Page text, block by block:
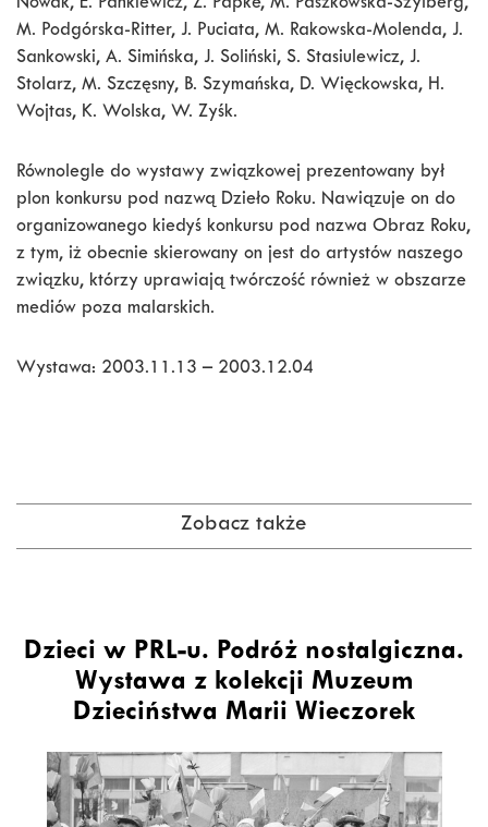
Nowak, E. Pankiewicz, Z. Papke, M. Paszkowska-Szylberg,
M. Podgórska-Ritter, J. Puciata, M. Rakowska-Molenda, J.
Sankowski, A. Simińska, J. Soliński, S. Stasiulewicz, J.
Stolarz, M. Szczęsny, B. Szymańska, D. Więckowska, H.
Wojtas, K. Wolska, W. Zyśk.
Równolegle do wystawy związkowej prezentowany był
plon konkursu pod nazwą Dzieło Roku. Nawiązuje on do
organizowanego kiedyś konkursu pod nazwa Obraz Roku,
z tym, iż obecnie skierowany on jest do artystów naszego
związku, którzy uprawiają twórczość również w obszarze
mediów poza malarskich.
Wystawa: 2003.11.13 – 2003.12.04
Zobacz także
Dzieci w PRL-u. Podróż nostalgiczna.
Wystawa z kolekcji Muzeum
Dzieciństwa Marii Wieczorek